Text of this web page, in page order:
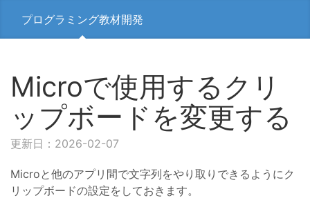
プログラミング教材開発
Microで使用するクリ
ップボードを変更する
更新日：2026-02-07
Microと他のアプリ間で文字列をやり取りできるようにク
リップボードの設定をしておきます。